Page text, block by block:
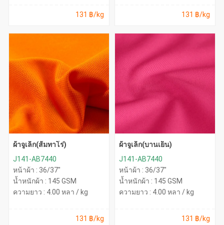
131 ฿/kg 131 ฿/kg
ผ้าจูเล็ก(ส้มทาโร่)
J141-AB7440
หน้าผ้า : 36/37"
น้ำหนักผ้า : 145 GSM
ความยาว : 4.00 หลา / kg
131 ฿/kg
ผ้าจูเล็ก(บานเย็น)
J141-AB7440
หน้าผ้า : 36/37"
น้ำหนักผ้า : 145 GSM
ความยาว : 4.00 หลา / kg
131 ฿/kg